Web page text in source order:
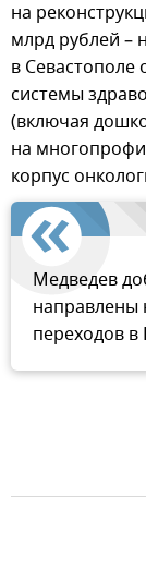
на
млрд рублей –
в Севастополе
системы
(включая
на
корпус
Медведев
направлены
переходов